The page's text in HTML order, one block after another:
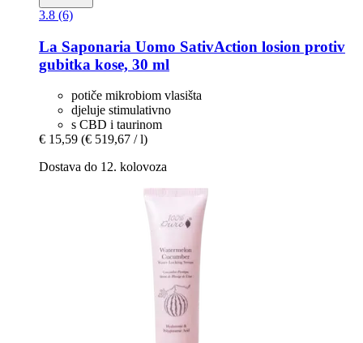
3.8 (6)
La Saponaria Uomo SativAction losion protiv
gubitka kose, 30 ml
potiče mikrobiom vlasišta
djeluje stimulativno
s CBD i taurinom
€ 15,59 (€ 519,67 / l)
Dostava do 12. kolovoza